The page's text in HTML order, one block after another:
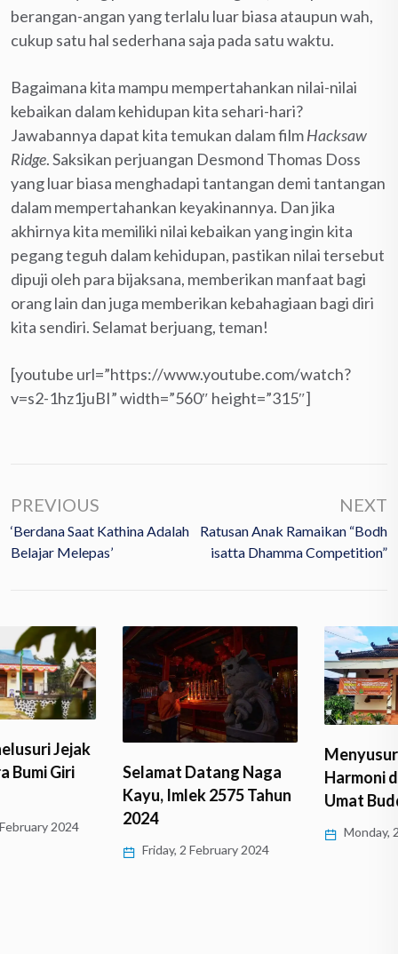
berangan-angan yang terlalu luar biasa ataupun wah,
cukup satu hal sederhana saja pada satu waktu.
Bagaimana kita mampu mempertahankan nilai-nilai
kebaikan dalam kehidupan kita sehari-hari?
Jawabannya dapat kita temukan dalam filmHacksaw
Ridge. Saksikan perjuangan Desmond Thomas Doss
yang luar biasa menghadapi tantangan demi tantangan
dalam mempertahankan keyakinannya. Dan jika
akhirnya kita memiliki nilai kebaikan yang ingin kita
pegang teguh dalam kehidupan, pastikan nilai tersebut
dipuji oleh para bijaksana, memberikan manfaat bagi
orang lain dan juga memberikan kebahagiaan bagi diri
kita sendiri. Selamat berjuang, teman!
[youtube url=”https://www.youtube.com/watch?
v=s2-1hz1juBI” width=”560″ height=”315″]
PREVIOUS
‘Berdana Saat Kathina Adalah
Belajar Melepas’
NEXT
Ratusan Anak Ramaikan “Bodh
Isatta Dhamma Competition”
Selamat Datang Naga
Kayu, Imlek 2575 Tahun
2024
Friday, 2 February 2024
Menyusuri Jejak
Harmoni dan Eksistensi
Umat Buddha di…
Monday, 25 December 2023